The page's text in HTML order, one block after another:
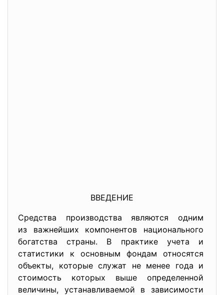
ВВЕДЕНИЕ
Средства производства являются одним
из важнейших компонентов национального
богатства страны. В практике учета и
статистики к основным фондам относятся
объекты, которые служат не менее года и
стоимость которых выше определенной
величины, устанавливаемой в зависимости